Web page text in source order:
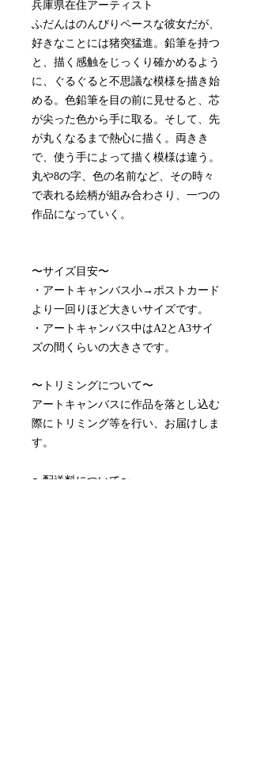
兵庫県在住アーティスト
ふだんはのんびりペースな彼女だが、
好きなことには猪突猛進。鉛筆を持つ
と、描く感触をじっくり確かめるよう
に、ぐるぐると不思議な模様を描き始
める。色鉛筆を目の前に見せると、芯
が尖った色から手に取る。そして、先
が丸くなるまで熱心に描く。両きき
で、使う手によって描く模様は違う。
丸や8の字、色の名前など、その時々
で表れる絵柄が組み合わさり、一つの
作品になっていく。
〜サイズ目安〜
・アートキャンバス小→ポストカード
より一回りほど大きいサイズです。
・アートキャンバス中はA2とA3サイ
ズの間くらいの大きさです。
〜トリミングについて〜
アートキャンバスに作品を落とし込む
際にトリミング等を行い、お届けしま
す。
〜配送料について〜